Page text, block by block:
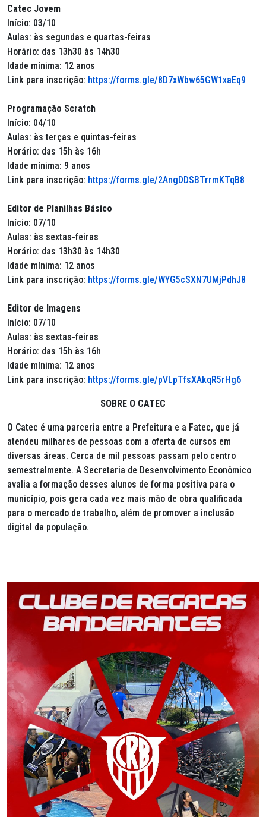
Catec Jovem
Início: 03/10
Aulas: às segundas e quartas-feiras
Horário: das 13h30 às 14h30
Idade mínima: 12 anos
Link para inscrição: https://forms.gle/8D7xWbw65GW1xaEq9
Programação Scratch
Início: 04/10
Aulas: às terças e quintas-feiras
Horário: das 15h às 16h
Idade mínima: 9 anos
Link para inscrição: https://forms.gle/2AngDDSBTrrmKTqB8
Editor de Planilhas Básico
Início: 07/10
Aulas: às sextas-feiras
Horário: das 13h30 às 14h30
Idade mínima: 12 anos
Link para inscrição: https://forms.gle/WYG5cSXN7UMjPdhJ8
Editor de Imagens
Início: 07/10
Aulas: às sextas-feiras
Horário: das 15h às 16h
Idade mínima: 12 anos
Link para inscrição: https://forms.gle/pVLpTfsXAkqR5rHg6
SOBRE O CATEC
O Catec é uma parceria entre a Prefeitura e a Fatec, que já
atendeu milhares de pessoas com a oferta de cursos em
diversas áreas. Cerca de mil pessoas passam pelo centro
semestralmente. A Secretaria de Desenvolvimento Econômico
avalia a formação desses alunos de forma positiva para o
município, pois gera cada vez mais mão de obra qualificada
para o mercado de trabalho, além de promover a inclusão
digital da população.